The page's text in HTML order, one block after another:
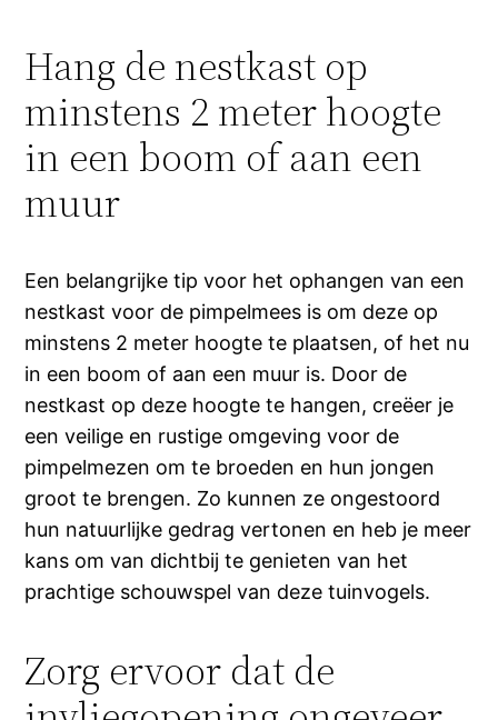
Hang de nestkast op
minstens 2 meter hoogte
in een boom of aan een
muur
Een belangrijke tip voor het ophangen van een
nestkast voor de pimpelmees is om deze op
minstens 2 meter hoogte te plaatsen, of het nu
in een boom of aan een muur is. Door de
nestkast op deze hoogte te hangen, creëer je
een veilige en rustige omgeving voor de
pimpelmezen om te broeden en hun jongen
groot te brengen. Zo kunnen ze ongestoord
hun natuurlijke gedrag vertonen en heb je meer
kans om van dichtbij te genieten van het
prachtige schouwspel van deze tuinvogels.
Zorg ervoor dat de